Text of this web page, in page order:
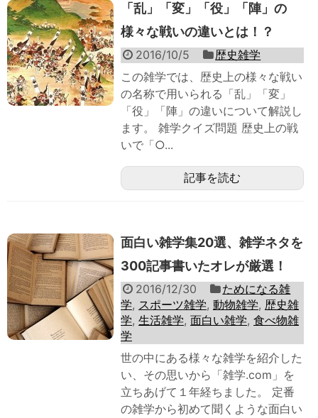
「乱」「変」「役」「陣」の
様々な戦いの違いとは！？
2016/10/5
歴史雑学
この雑学では、歴史上の様々な戦い
の名称で用いられる「乱」「変」
「役」「陣」の違いについて解説し
ます。 雑学クイズ問題 歴史上の戦
いで「○...
記事を読む
面白い雑学集20選、雑学ネタを
300記事書いたオレが厳選！
2016/12/30
ためになる雑
学, スポーツ雑学, 動物雑学, 歴史雑
学, 生活雑学, 面白い雑学, 食べ物雑
学
世の中にある様々な雑学を紹介した
い、その思いから「雑学.com」を
立ちあげて１年経ちました。 定番
の雑学から初めて聞くような面白い